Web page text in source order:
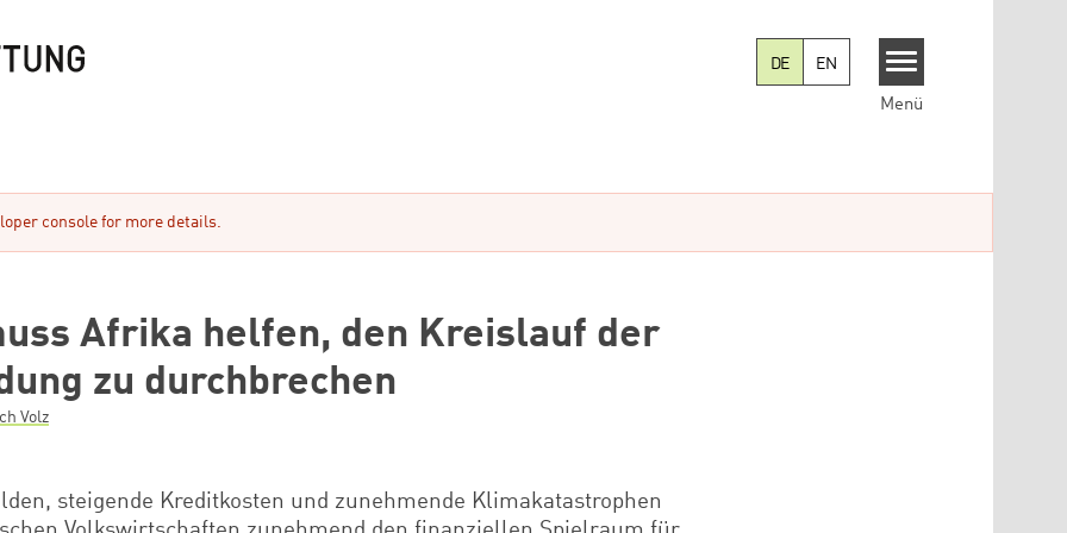
DE EN
Menü
console for more details.
Afrika helfen, den Kreislauf der
zu durchbrechen
Volz
steigende Kreditkosten und zunehmende Klimakatastrophen